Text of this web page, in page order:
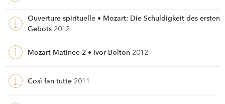
Ouverture spirituelle • Mozart: Die Schuldigkeit des ersten
Gebots 2012
Mozart-Matinee 2 • Ivor Bolton 2012
Così fan tutte 2011